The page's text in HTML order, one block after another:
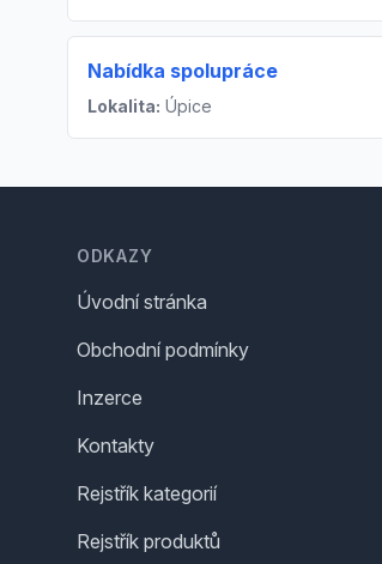
Nabídka spolupráce
Lokalita: Úpice
ODKAZY
Úvodní stránka
Obchodní podmínky
Inzerce
Kontakty
Rejstřík kategorií
Rejstřík produktů